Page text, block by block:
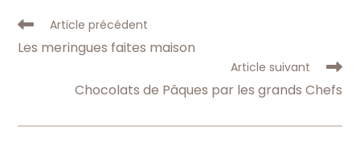
Read
articles
Article précédent
Les meringues faites maison
Article suivant
Chocolats de Pâques par les grands Chefs